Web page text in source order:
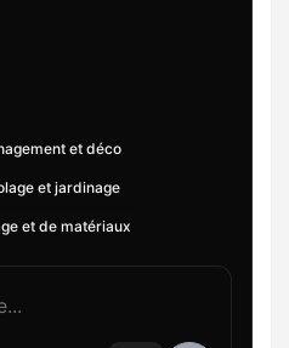
et déco
et jardinage
et de matériaux